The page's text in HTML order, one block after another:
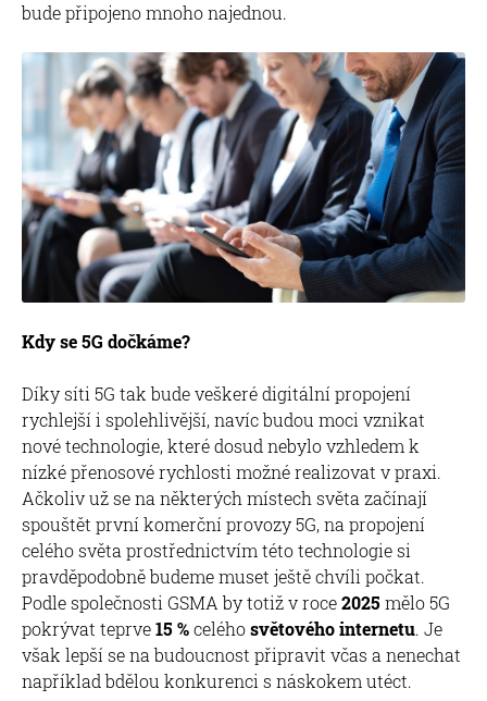
bude připojeno mnoho najednou.
Kdy se 5G dočkáme?
Díky síti 5G tak bude veškeré digitální propojení
rychlejší i spolehlivější, navíc budou moci vznikat
nové technologie, které dosud nebylo vzhledem k
nízké přenosové rychlosti možné realizovat v praxi.
Ačkoliv už se na některých místech světa začínají
spouštět první komerční provozy 5G, na propojení
celého světa prostřednictvím této technologie si
pravděpodobně budeme muset ještě chvíli počkat.
Podle společnosti GSMA by totiž v roce2025 mělo 5G
pokrývat teprve15 %celéhosvětového internetu. Je
však lepší se na budoucnost připravit včas a nenechat
například bdělou konkurenci s náskokem utéct.